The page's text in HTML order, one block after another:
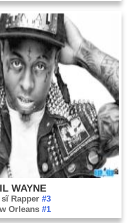
WAYNE
sĩ Rapper #3
Orleans #1